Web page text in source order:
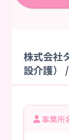
株式会社
設介護）
事業所